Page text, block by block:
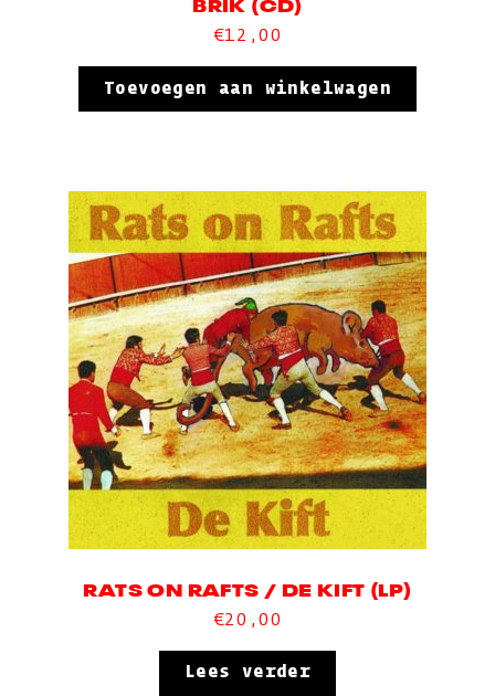
€12,00
Toevoegen aan winkelwagen
RATS ON RAFTS / DE KIFT (LP)
€20,00
Lees verder